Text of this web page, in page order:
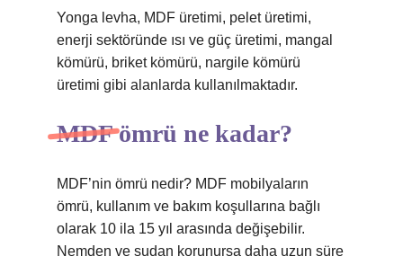
Yonga levha, MDF üretimi, pelet üretimi,
enerji sektöründe ısı ve güç üretimi, mangal
kömürü, briket kömürü, nargile kömürü
üretimi gibi alanlarda kullanılmaktadır.
MDF ömrü ne kadar?
MDF’nin ömrü nedir? MDF mobilyaların
ömrü, kullanım ve bakım koşullarına bağlı
olarak 10 ila 15 yıl arasında değişebilir.
Nemden ve sudan korunursa daha uzun süre